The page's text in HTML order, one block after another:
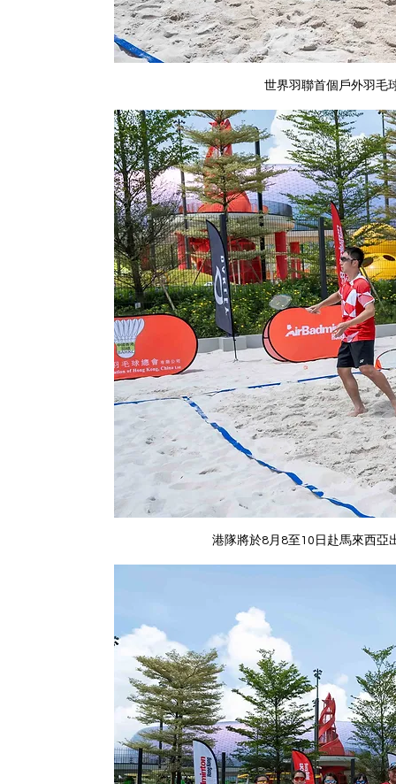
世界羽聯首個戶外羽毛
港隊將於8月8至10日赴馬來西亞